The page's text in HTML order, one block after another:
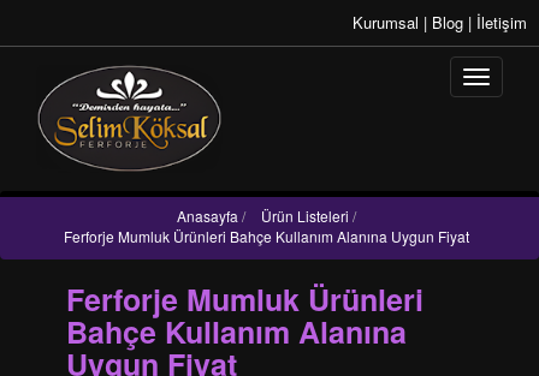
Kurumsal | Blog | İletişim
Anasayfa / Ürün Listeleri /
Ferforje Mumluk Ürünleri Bahçe Kullanım Alanına Uygun Fiyat
Ferforje Mumluk Ürünleri
Bahçe Kullanım Alanına
Uygun Fiyat